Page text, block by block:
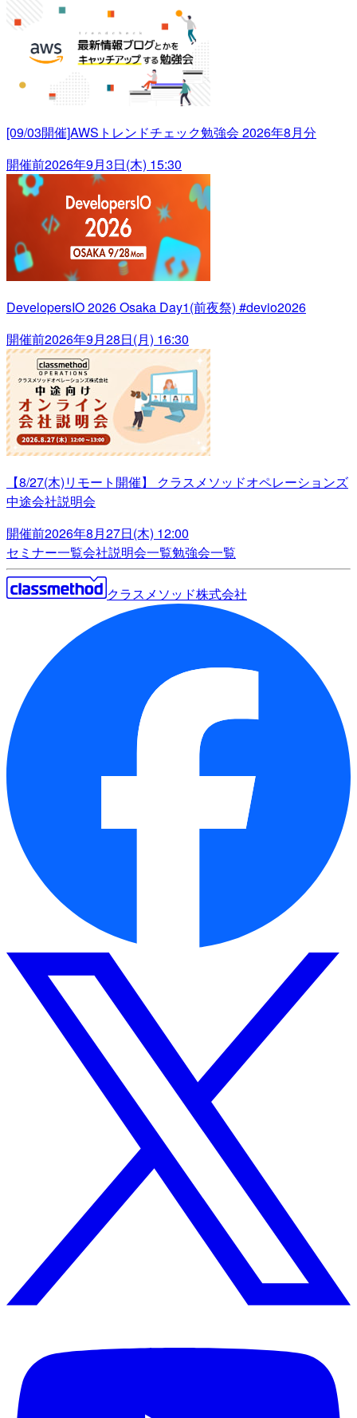
[09/03開催]AWSトレンドチェック勉強会 2026年8月分
開催前2026年9月3日(木) 15:30
DevelopersIO 2026 Osaka Day1(前夜祭) #devio2026
開催前2026年9月28日(月) 16:30
【8/27(木)リモート開催】 クラスメソッドオペレーションズ
中途会社説明会
開催前2026年8月27日(木) 12:00
セミナー一覧会社説明会一覧勉強会一覧
クラスメソッド株式会社